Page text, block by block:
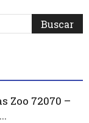
Zoo 72070 –